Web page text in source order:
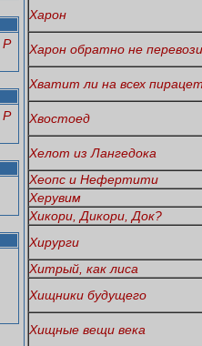
Р
Р
Харон
Харон обратно не
Хватит ли на всех
Хвостоед
Хелот из Лангедока
Хеопс и Нефертити
Херувим
Хикори, Дикори, Док?
Хирурги
Хитрый, как лиса
Хищники будущего
Хищные вещи века